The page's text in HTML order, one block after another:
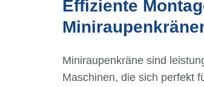
Effiziente
Miniraupenkräne sind
Maschinen, die sich perfekt